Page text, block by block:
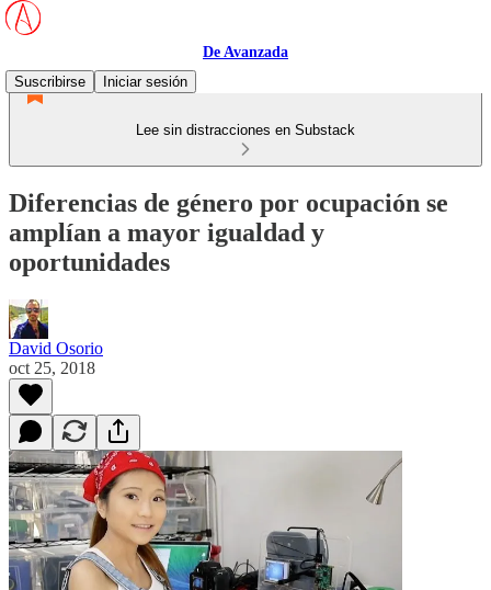
De Avanzada
Suscribirse
Iniciar sesión
Lee sin distracciones en Substack
Diferencias de género por ocupación se
amplían a mayor igualdad y
oportunidades
David Osorio
oct 25, 2018